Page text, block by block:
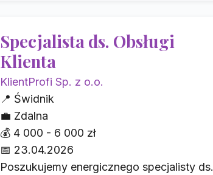
Specjalista ds. Obsługi
Klienta
KlientProfi Sp. z o.o.
📍 Świdnik
💼 Zdalna
💰 4 000 - 6 000 zł
📅 23.04.2026
Poszukujemy energicznego specjalisty ds.